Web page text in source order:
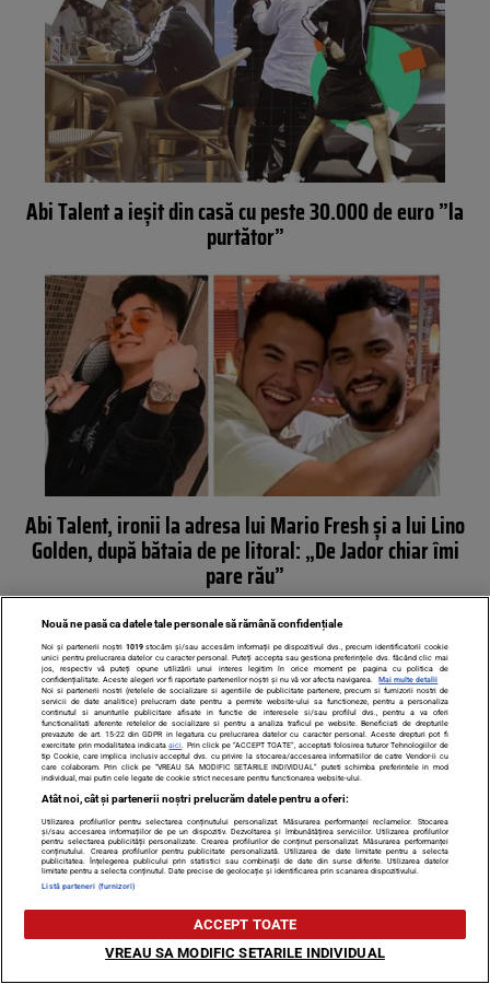
Abi Talent a ieșit din casă cu peste 30.000 de euro ”la
purtător”
Abi Talent, ironii la adresa lui Mario Fresh și a lui Lino
Golden, după bătaia de pe litoral: „De Jador chiar îmi
pare rău”
Abi Talent intră în familia lui Florin Salam. Nepoata
manelistului, iubita controversatului cântăreț?
Nouă ne pasă ca datele tale personale să rămână confidențiale
Noi și partenerii noștri 1019stocăm și/sau accesăm informații pe dispozitivul dvs., precum identificatorii cookie
unici pentru prelucrarea datelor cu caracter personal. Puteți accepta sau gestiona preferințele dvs. făcând clic mai
jos, respectiv vă puteți opune utilizării unui interes legitim în orice moment pe pagina cu politica de
confidențialitate. Aceste alegeri vor fi raportate partenerilor noștri și nu vă vor afecta navigarea.
Mai multe detalii
Noi si partenerii nostri (retelele de socializare si agentiile de publicitate partenere, precum si furnizorii nostri de
servicii de date analitice) prelucram date pentru a permite website-ului sa functioneze, pentru a personaliza
continutul si anunturile publicitare afisate in functie de interesele si/sau profilul dvs., pentru a va oferi
functionalitati aferente retelelor de socializare si pentru a analiza traficul pe website. Beneficiati de drepturile
prevazute de art. 15-22 din GDPR in legatura cu prelucrarea datelor cu caracter personal. Aceste drepturi pot fi
exercitate prin modalitatea indicataaici . Prin click pe “ACCEPT TOATE”, acceptati folosirea tuturor Tehnologiilor de
tip Cookie, care implica inclusiv acceptul dvs. cu privire la stocarea/accesarea informatiilor de catre Vendor-ii cu
care colaboram. Prin click pe “VREAU SA MODIFIC SETARILE INDIVIDUAL” puteti schimba preferintele in mod
individual, mai putin cele legate de cookie strict necesare pentru functionarea website-ului.
Atât noi, cât și partenerii noștri prelucrăm datele pentru a oferi:
Utilizarea profilurilor pentru selectarea conținutului personalizat. Măsurarea performanței reclamelor. Stocarea
și/sau accesarea informațiilor de pe un dispozitiv. Dezvoltarea și îmbunătățirea serviciilor. Utilizarea profilurilor
pentru selectarea publicității personalizate. Crearea profilurilor de conținut personalizat. Măsurarea performanței
conținutului. Crearea profilurilor pentru publicitate personalizată. Utilizarea de date limitate pentru a selecta
publicitatea. Înțelegerea publicului prin statistici sau combinații de date din surse diferite. Utilizarea datelor
limitate pentru a selecta conținutul. Date precise de geolocație și identificarea prin scanarea dispozitivului.
Listă parteneri (furnizori)
ACCEPT TOATE
VREAU SA MODIFIC SETARILE INDIVIDUAL